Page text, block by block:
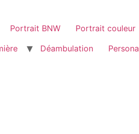
Portrait BNW Portrait couleur
Déambulation Persona